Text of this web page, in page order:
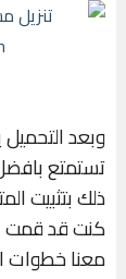
وبعد
تستمتع
ذلك بتثبيت
معنا خطوات